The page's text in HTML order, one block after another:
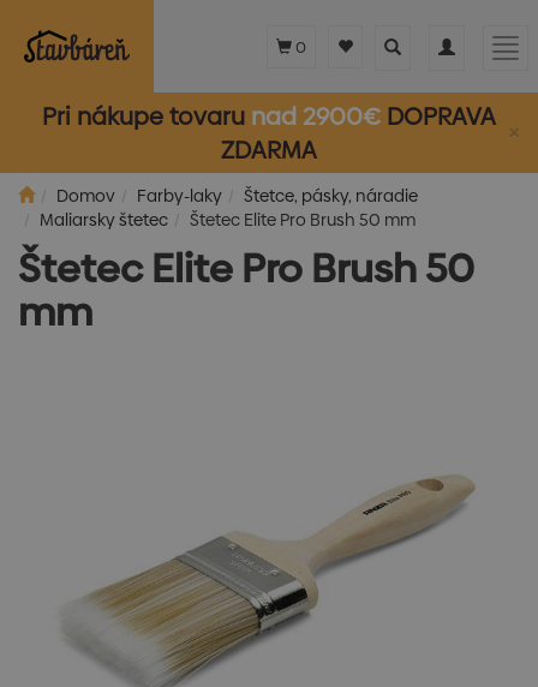
Pri nákupe tovaru nad 2900€ DOPRAVA
ZDARMA
Toggle
Toggle
0
Domov Farby-laky
Štetce, pásky, náradie
Maliarsky štetec
Štetec Elite Pro Brush 50 mm
Štetec Elite Pro Brush 50
mm